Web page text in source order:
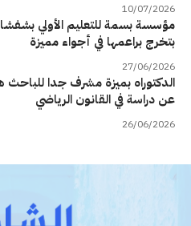
10/07/2026
مؤسسة بسمة للتعليم الأولي
بتخرج براعمها في أجواء مميزة
27/06/2026
الدكتوراه بميزة مشرف جدا للباحث
عن دراسة في القانون الرياضي
26/06/2026